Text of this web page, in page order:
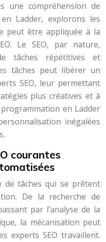
une compréhension de
Ladder, explorons les
peut être appliquée à la
Le SEO, par nature,
tâches répétitives et
tâches peut libérer un
SEO, leur permettant
plus créatives et à
en Ladder
inégalées
courantes
de tâches qui se prêtent
De la recherche de
par l’analyse de la
la mécanisation peut
experts SEO travaillent.